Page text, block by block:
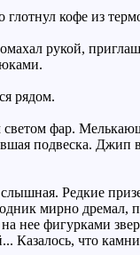
кофе из
рукой,
рядом.
фар.
подвеска. Джип
Редкие
мирно дремал,
нее фигурками
что